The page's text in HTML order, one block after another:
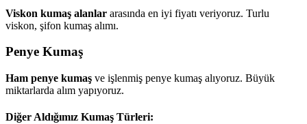
Viskon kumaş alanlar arasında en iyi fiyatı veriyoruz. Turlu
viskon, şifon kumaş alımı.
Penye Kumaş
Ham penye kumaş ve işlenmiş penye kumaş alıyoruz. Büyük
miktarlarda alım yapıyoruz.
Diğer Aldığımız Kumaş Türleri: